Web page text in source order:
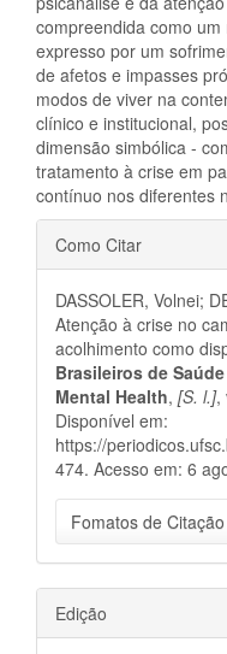
compreendida como
expresso por um
de afetos e impasses
modos de viver na
clínico e institucional,
dimensão simbólica -
tratamento à crise em
contínuo nos diferentes
Detalhes
do
artigo
Como Citar
DASSOLER, Volnei;
Atenção à crise no
acolhimento como
Brasileiros de
Mental Health, [S. l.],
Disponível em:
https://
474. Acesso em: 6
Fomatos de Citação
Edição